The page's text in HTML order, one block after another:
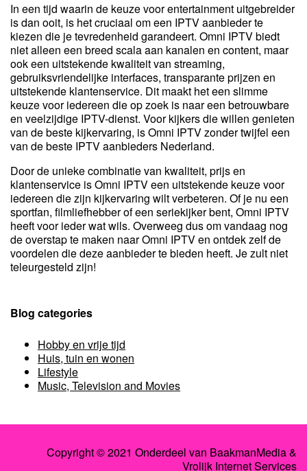
In een tijd waarin de keuze voor entertainment uitgebreider
is dan ooit, is het cruciaal om een IPTV aanbieder te
kiezen die je tevredenheid garandeert. Omni IPTV biedt
niet alleen een breed scala aan kanalen en content, maar
ook een uitstekende kwaliteit van streaming,
gebruiksvriendelijke interfaces, transparante prijzen en
uitstekende klantenservice. Dit maakt het een slimme
keuze voor iedereen die op zoek is naar een betrouwbare
en veelzijdige IPTV-dienst. Voor kijkers die willen genieten
van de beste kijkervaring, is Omni IPTV zonder twijfel een
van de beste IPTV aanbieders Nederland.
Door de unieke combinatie van kwaliteit, prijs en
klantenservice is Omni IPTV een uitstekende keuze voor
iedereen die zijn kijkervaring wilt verbeteren. Of je nu een
sportfan, filmliefhebber of een seriekijker bent, Omni IPTV
heeft voor ieder wat wils. Overweeg dus om vandaag nog
de overstap te maken naar Omni IPTV en ontdek zelf de
voordelen die deze aanbieder te bieden heeft. Je zult niet
teleurgesteld zijn!
Blog categories
Hobby en vrije tijd
Huis, tuin en wonen
Lifestyle
Music, Television and Movies
Copyright © 2021 Onderdeel van BaakmanMedia&
Vrolijk Internet Services